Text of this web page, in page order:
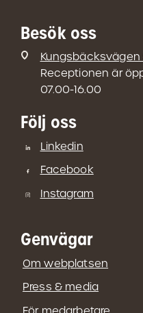
Besök oss
Kungsbäcksvägen
Receptionen är
07.00-16.00
Följ oss
Linkedin
Facebook
Instagram
Genvägar
Om webplatsen
Press & media